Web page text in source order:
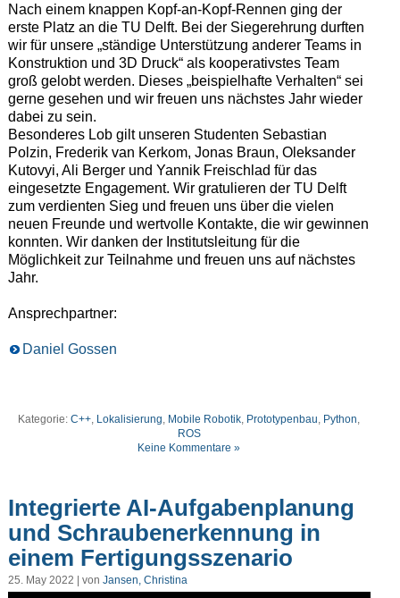
Nach einem knappen Kopf-an-Kopf-Rennen ging der
erste Platz an die TU Delft. Bei der Siegerehrung durften
wir für unsere „ständige Unterstützung anderer Teams in
Konstruktion und 3D Druck“ als kooperativstes Team
groß gelobt werden. Dieses „beispielhafte Verhalten“ sei
gerne gesehen und wir freuen uns nächstes Jahr wieder
dabei zu sein.
Besonderes Lob gilt unseren Studenten Sebastian
Polzin, Frederik van Kerkom, Jonas Braun, Oleksander
Kutovyi, Ali Berger und Yannik Freischlad für das
eingesetzte Engagement. Wir gratulieren der TU Delft
zum verdienten Sieg und freuen uns über die vielen
neuen Freunde und wertvolle Kontakte, die wir gewinnen
konnten. Wir danken der Institutsleitung für die
Möglichkeit zur Teilnahme und freuen uns auf nächstes
Jahr.
Ansprechpartner:
Daniel Gossen
Kategorie:C++ Lokalisierung Mobile Robotik Prototypenbau Python
ROS
Keine Kommentare »
Integrierte AI-Aufgabenplanung
und Schraubenerkennung in
einem Fertigungsszenario
25. May 2022 | von Jansen, Christina